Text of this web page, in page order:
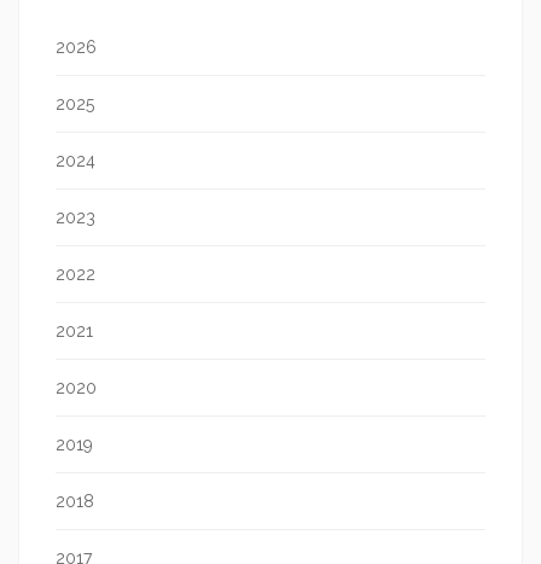
2026
2025
2024
2023
2022
2021
2020
2019
2018
2017